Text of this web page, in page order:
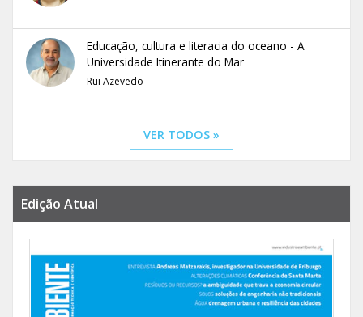
Educação, cultura e literacia do oceano - A
Universidade Itinerante do Mar
Rui Azevedo
VER TODOS »
Edição Atual